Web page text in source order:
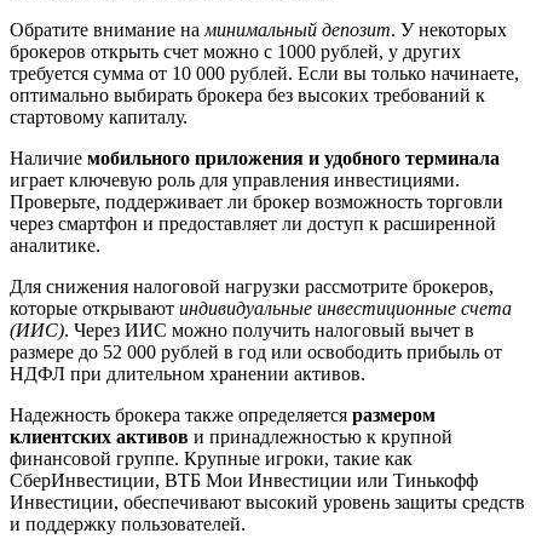
Обратите внимание на минимальный депозит. У некоторых
брокеров открыть счет можно с 1000 рублей, у других
требуется сумма от 10 000 рублей. Если вы только начинаете,
оптимально выбирать брокера без высоких требований к
стартовому капиталу.
Наличие мобильного приложения и удобного терминала
играет ключевую роль для управления инвестициями.
Проверьте, поддерживает ли брокер возможность торговли
через смартфон и предоставляет ли доступ к расширенной
аналитике.
Для снижения налоговой нагрузки рассмотрите брокеров,
которые открывают индивидуальные инвестиционные счета
(ИИС). Через ИИС можно получить налоговый вычет в
размере до 52 000 рублей в год или освободить прибыль от
НДФЛ при длительном хранении активов.
Надежность брокера также определяется размером
клиентских активов и принадлежностью к крупной
финансовой группе. Крупные игроки, такие как
СберИнвестиции, ВТБ Мои Инвестиции или Тинькофф
Инвестиции, обеспечивают высокий уровень защиты средств
и поддержку пользователей.